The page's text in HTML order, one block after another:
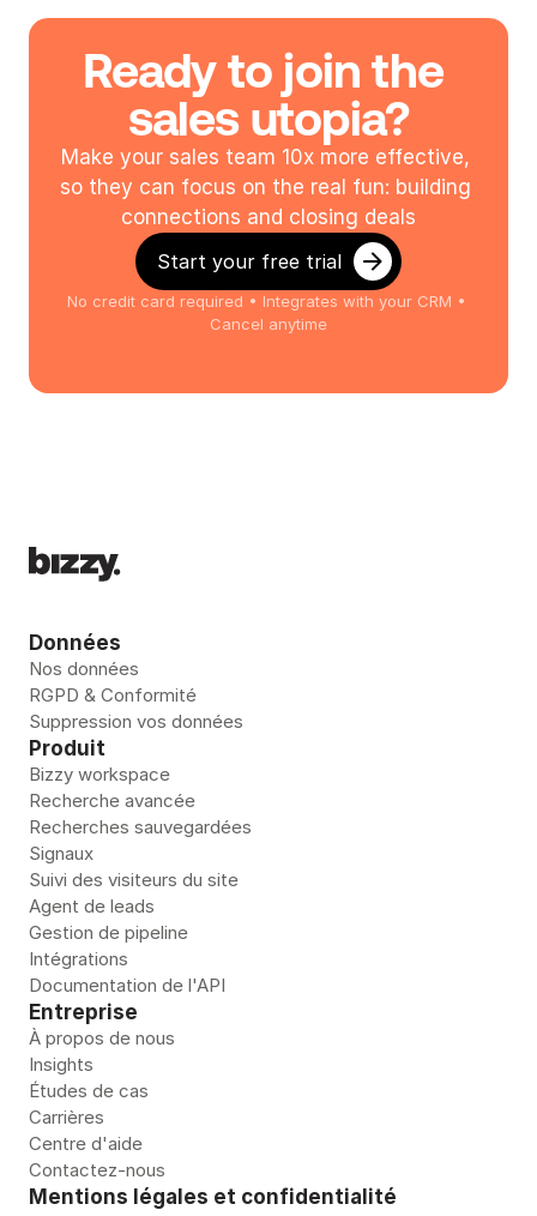
Ready to join the
sales utopia?
Make your sales team 10x more effective,
so they can focus on the real fun: building
connections and closing deals
Start your free trial
No credit card required • Integrates with your CRM •
Cancel anytime
Données
Nos données
RGPD & Conformité
Suppression vos données
Produit
Bizzy workspace
Recherche avancée
Recherches sauvegardées
Signaux
Suivi des visiteurs du site
Agent de leads
Gestion de pipeline
Intégrations
Documentation de l'API
Entreprise
À propos de nous
Insights
Études de cas
Carrières
Centre d'aide
Contactez-nous
Mentions légales et confidentialité